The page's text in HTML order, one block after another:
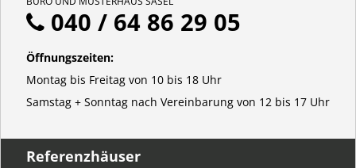
040 / 64 86 29 05
Öffnungszeiten:
Montag bis Freitag von 10 bis 18 Uhr
Samstag + Sonntag nach Vereinbarung von 12 bis 17 Uhr
Referenzhäuser